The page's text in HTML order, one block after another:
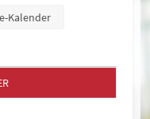
Kalender